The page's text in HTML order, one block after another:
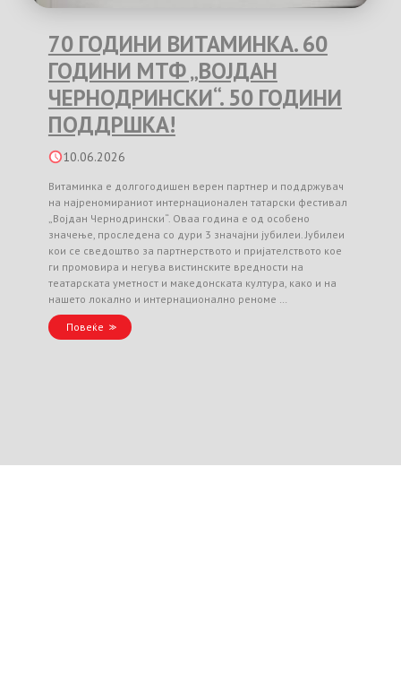
70 ГОДИНИ ВИТАМИНКА. 60
ГОДИНИ МТФ „ВОЈДАН
ЧЕРНОДРИНСКИ“. 50 ГОДИНИ
ПОДДРШКА!
10.06.2026
Витаминка е долгогодишен верен партнер и поддржувач
на најреномираниот интернационален татарски фестивал
„Војдан Чернодрински“. Оваа година е од особено
значење, проследена со дури 3 значајни јубилеи. Јубилеи
кои се сведоштво за партнерството и пријателството кое
ги промовира и негува вистинските вредности на
театарската уметност и македонската култура, како и на
нашето локално и интернационално реноме …
Повеќе